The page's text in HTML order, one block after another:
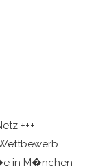
+++
in M�nchen